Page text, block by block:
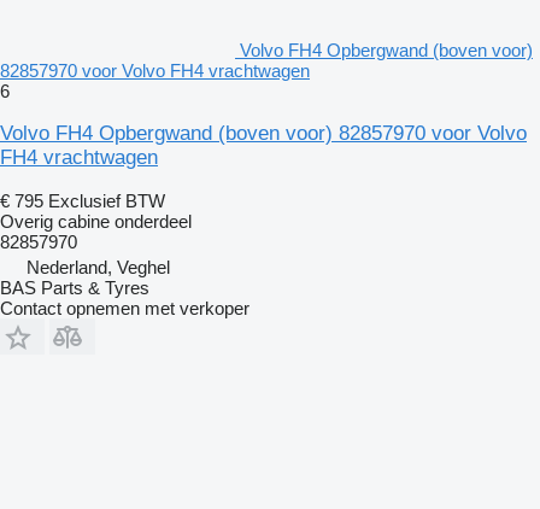
Volvo FH4 Opbergwand (boven voor)
82857970 voor Volvo FH4 vrachtwagen
6
Volvo FH4 Opbergwand (boven voor) 82857970 voor Volvo
FH4 vrachtwagen
€ 795 Exclusief BTW
Overig cabine onderdeel
82857970
Nederland, Veghel
BAS Parts & Tyres
Contact opnemen met verkoper